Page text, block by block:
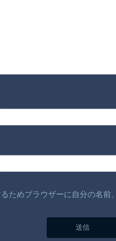
ためブラウザーに自分の名